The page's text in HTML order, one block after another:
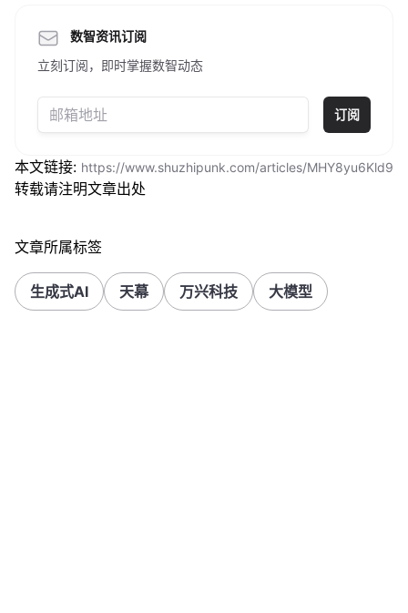
数智资讯订阅
立刻订阅，即时掌握数智动态
订阅
本文链接: https://www.shuzhipunk.com/articles/MHY8yu6Kld9
转载请注明文章出处
文章所属标签
生成式AI 天幕 万兴科技 大模型